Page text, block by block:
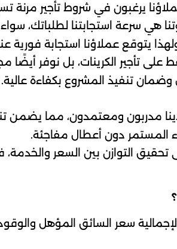
يرغبون في شروط تأجير مرنة
هي سرعة استجابتنا لطلباتك،
يتوقع عملاؤنا استجابة فورية
على تأجير الكرينات، بل نوفر
تنفيذ المشروع بكفاءة
مدربون ومعتمدون، مما يضمن
المستمر دون أعطال مفاجئة.
التوازن بين السعر والخدمة،
سعر السائق المؤهل